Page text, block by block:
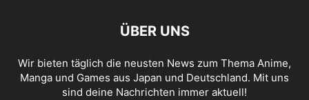
ÜBER UNS
Wir bieten täglich die neusten News zum Thema Anime,
Manga und Games aus Japan und Deutschland. Mit uns
sind deine Nachrichten immer aktuell!